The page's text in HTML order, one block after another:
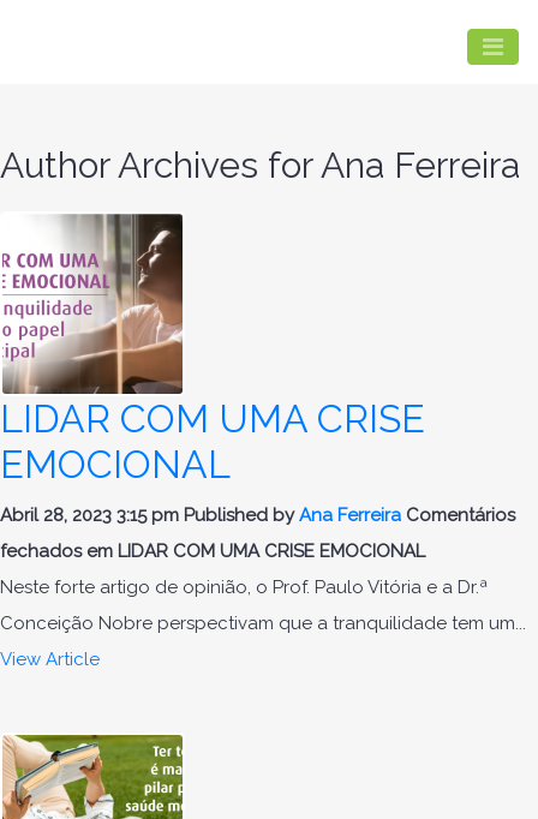
Author Archives for Ana Ferreira
LIDAR COM UMA CRISE
EMOCIONAL
Abril 28, 2023 3:15 pm Published byAna Ferreira Comentários
fechadosem LIDAR COM UMA CRISE EMOCIONAL
Neste forte artigo de opinião, o Prof. Paulo Vitória e a Dr.ª
Conceição Nobre perspectivam que a tranquilidade tem um...
View Article